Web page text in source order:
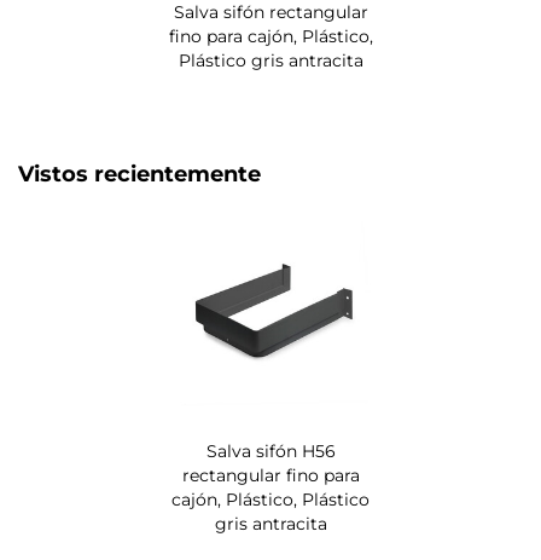
Salva sifón rectangular
fino para cajón, Plástico,
Plástico gris antracita
Vistos recientemente
Salva sifón H56
rectangular fino para
cajón, Plástico, Plástico
gris antracita